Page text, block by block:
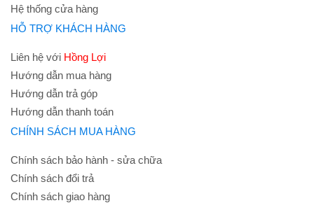
Hệ thống cửa hàng
HỖ TRỢ KHÁCH HÀNG
Liên hệ với Hồng Lợi
Hướng dẫn mua hàng
Hướng dẫn trả góp
Hướng dẫn thanh toán
CHÍNH SÁCH MUA HÀNG
Chính sách bảo hành - sửa chữa
Chính sách đổi trả
Chính sách giao hàng